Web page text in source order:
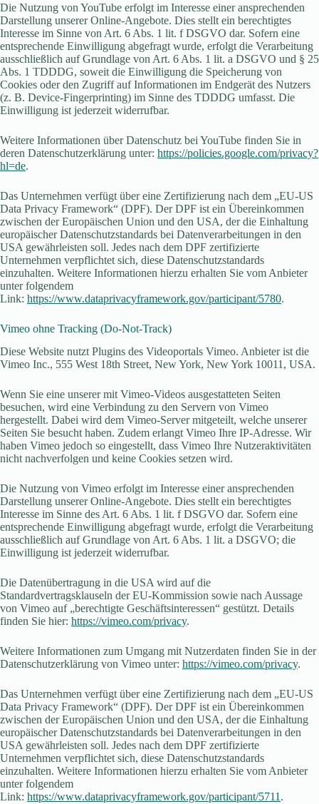
Die Nutzung von YouTube erfolgt im Interesse einer ansprechenden
Darstellung unserer Online-Angebote. Dies stellt ein berechtigtes
Interesse im Sinne von Art. 6 Abs. 1 lit. f DSGVO dar. Sofern eine
entsprechende Einwilligung abgefragt wurde, erfolgt die Verarbeitung
ausschließlich auf Grundlage von Art. 6 Abs. 1 lit. a DSGVO und § 25
Abs. 1 TDDDG, soweit die Einwilligung die Speicherung von
Cookies oder den Zugriff auf Informationen im Endgerät des Nutzers
(z. B. Device-Fingerprinting) im Sinne des TDDDG umfasst. Die
Einwilligung ist jederzeit widerrufbar.
Weitere Informationen über Datenschutz bei YouTube finden Sie in
deren Datenschutzerklärung unter: https://policies.google.com/privacy?
hl=de.
Das Unternehmen verfügt über eine Zertifizierung nach dem „EU-US
Data Privacy Framework“ (DPF). Der DPF ist ein Übereinkommen
zwischen der Europäischen Union und den USA, der die Einhaltung
europäischer Datenschutzstandards bei Datenverarbeitungen in den
USA gewährleisten soll. Jedes nach dem DPF zertifizierte
Unternehmen verpflichtet sich, diese Datenschutzstandards
einzuhalten. Weitere Informationen hierzu erhalten Sie vom Anbieter
unter folgendem
Link: https://www.dataprivacyframework.gov/participant/5780.
Vimeo ohne Tracking (Do-Not-Track)
Diese Website nutzt Plugins des Videoportals Vimeo. Anbieter ist die
Vimeo Inc., 555 West 18th Street, New York, New York 10011, USA.
Wenn Sie eine unserer mit Vimeo-Videos ausgestatteten Seiten
besuchen, wird eine Verbindung zu den Servern von Vimeo
hergestellt. Dabei wird dem Vimeo-Server mitgeteilt, welche unserer
Seiten Sie besucht haben. Zudem erlangt Vimeo Ihre IP-Adresse. Wir
haben Vimeo jedoch so eingestellt, dass Vimeo Ihre Nutzeraktivitäten
nicht nachverfolgen und keine Cookies setzen wird.
Die Nutzung von Vimeo erfolgt im Interesse einer ansprechenden
Darstellung unserer Online-Angebote. Dies stellt ein berechtigtes
Interesse im Sinne des Art. 6 Abs. 1 lit. f DSGVO dar. Sofern eine
entsprechende Einwilligung abgefragt wurde, erfolgt die Verarbeitung
ausschließlich auf Grundlage von Art. 6 Abs. 1 lit. a DSGVO; die
Einwilligung ist jederzeit widerrufbar.
Die Datenübertragung in die USA wird auf die
Standardvertragsklauseln der EU-Kommission sowie nach Aussage
von Vimeo auf „berechtigte Geschäftsinteressen“ gestützt. Details
finden Sie hier: https://vimeo.com/privacy.
Weitere Informationen zum Umgang mit Nutzerdaten finden Sie in der
Datenschutzerklärung von Vimeo unter: https://vimeo.com/privacy.
Das Unternehmen verfügt über eine Zertifizierung nach dem „EU-US
Data Privacy Framework“ (DPF). Der DPF ist ein Übereinkommen
zwischen der Europäischen Union und den USA, der die Einhaltung
europäischer Datenschutzstandards bei Datenverarbeitungen in den
USA gewährleisten soll. Jedes nach dem DPF zertifizierte
Unternehmen verpflichtet sich, diese Datenschutzstandards
einzuhalten. Weitere Informationen hierzu erhalten Sie vom Anbieter
unter folgendem
Link: https://www.dataprivacyframework.gov/participant/5711.